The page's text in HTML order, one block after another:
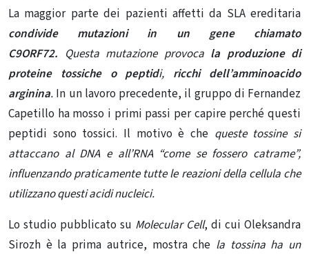
La maggior parte dei pazienti affetti da SLA ereditaria
condivide mutazioni in un gene chiamato
C9ORF72. Questa mutazione provoca la produzione di
proteine ​​tossiche o peptidi, ricchi dell’amminoacido
arginina. In un lavoro precedente, il gruppo di Fernandez
Capetillo ha mosso i primi passi per capire perché questi
peptidi sono tossici. Il motivo è che queste tossine si
attaccano al DNA e all’RNA “come se fossero catrame”,
influenzando praticamente tutte le reazioni della cellula che
utilizzano questi acidi nucleici.
Lo studio pubblicato su Molecular Cell, di cui Oleksandra
Sirozh è la prima autrice, mostra che la tossina ha un